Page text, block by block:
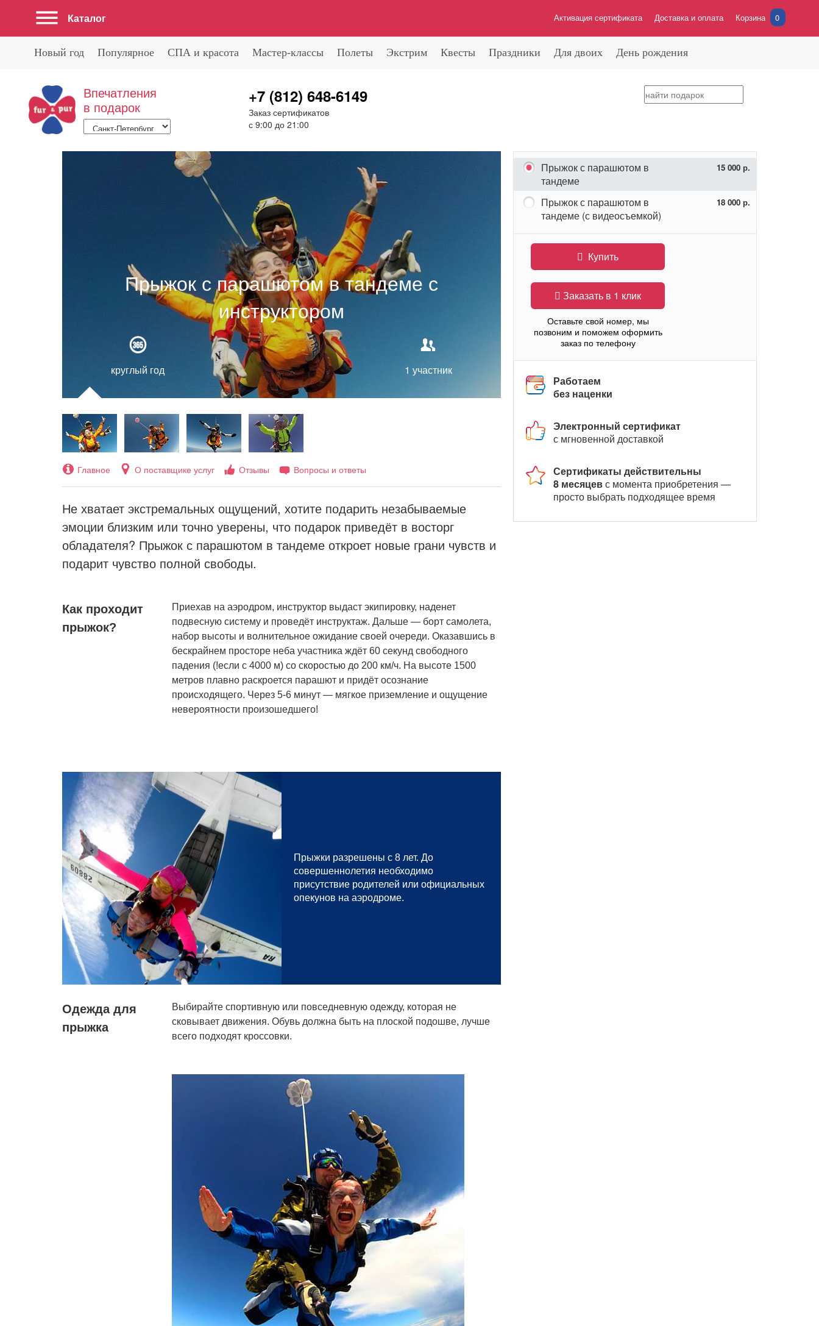
+7 (812) 648-6149
Заказ сертификатов
с 9:00 до 21:00
Активация сертификата Доставка и оплата Корзина 0
Каталог
Впечатления
в подарок
Новый год Популярное СПА и красота Мастер-классы Полеты Экстрим Квесты Праздники Для двоих День рождения
Прыжок с парашютом в тандеме с
инструктором
круглый год 1 участник
Главное О поставщике услуг Отзывы Вопросы и ответы
Не хватает экстремальных ощущений, хотите подарить незабываемые
эмоции близким или точно уверены, что подарок приведёт в восторг
обладателя? Прыжок с парашютом в тандеме откроет новые грани чувств и
подарит чувство полной свободы.
Как проходит
прыжок?
Приехав на аэродром, инструктор выдаст экипировку, наденет
подвесную систему и проведёт инструктаж. Дальше — борт самолета,
набор высоты и волнительное ожидание своей очереди. Оказавшись в
бескрайнем просторе неба участника ждёт 60 секунд свободного
падения (!если с 4000 м) со скоростью до 200 км/ч. На высоте 1500
метров плавно раскроется парашют и придёт осознание
происходящего. Через 5-6 минут — мягкое приземление и ощущение
невероятности произошедшего!
Прыжки разрешены с 8 лет. До
совершеннолетия необходимо
присутствие родителей или официальных
опекунов на аэродроме.
Одежда для
прыжка
Выбирайте спортивную или повседневную одежду, которая не
сковывает движения. Обувь должна быть на плоской подошве, лучше
всего подходят кроссовки.
Прыжок с парашютом в
тандеме
15 000 р.
Прыжок с парашютом в
тандеме (с видеосъемкой)
18 000 р.
Купить
Заказать в 1 клик
Оставьте свой номер, мы
позвоним и поможем оформить
заказ по телефону
Работаем
без наценки
Электронный сертификат
с мгновенной доставкой
Сертификаты действительны
8 месяцевс момента приобретения —
просто выбрать подходящее время